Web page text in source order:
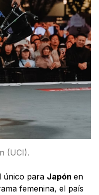
(UCI).
único para Japón en
femenina, el país